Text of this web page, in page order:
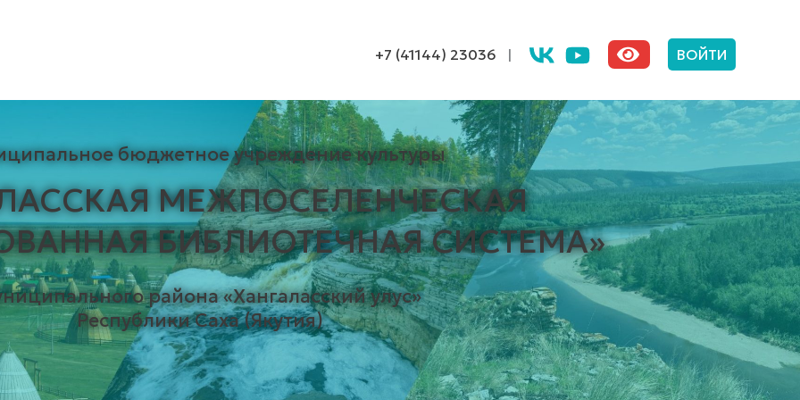
+7 (41144) 23036 | ВОЙТИ
бюджетное учреждение культуры
МЕЖПОСЕЛЕНЧЕСКАЯ
БИБЛИОТЕЧНАЯ СИСТЕМА»
района «Хангаласский улус»
Республики Саха (Якутия)